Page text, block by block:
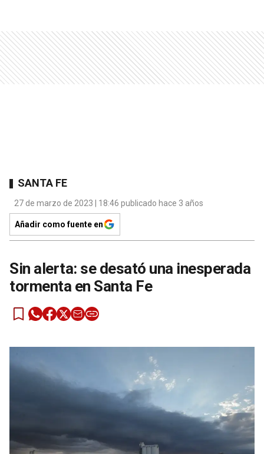
SANTA FE
27 de marzo de 2023 | 18:46 publicado hace 3 años
Añadir como fuente en
Sin alerta: se desató una inesperada
tormenta en Santa Fe